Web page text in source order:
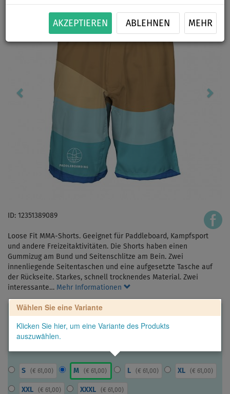
AKZEPTIEREN ABLEHNEN MEHR
ID: 12351389089
Loose Fit MMA-Shorts. Geeignet für Paddleboard, Kampfsport
und andere Freizeitaktivitäten. Die Shorts haben einen
Gummizug am Bund und Seitenschlitze am Bein. Zwei
innenliegende Seitentaschen und eine aufgesetzte Tasche auf
der Rückseite. Starkes, schnell trocknendes Material. Zwei
interessante… Mehr Informationen
Wählen Sie eine Variante
Klicken Sie hier, um eine Variante des Produkts
auszuwählen.
S ( € 61,00) M (€ 61,00) L ( € 61,00) XL ( € 61,00)
XXL ( € 61,00) XXXL (€ 61,00)